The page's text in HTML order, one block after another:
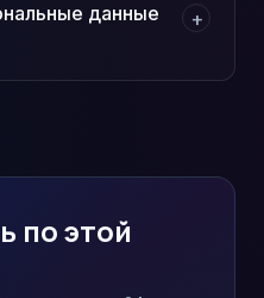
данные
+
по этой